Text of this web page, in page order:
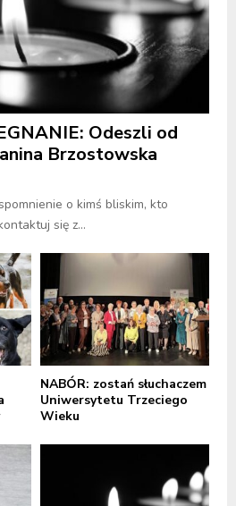
Odeszli od
Brzostowska
o kimś bliskim, kto
się z...
NABÓR: zostań słuchaczem
Uniwersytetu Trzeciego
Wieku